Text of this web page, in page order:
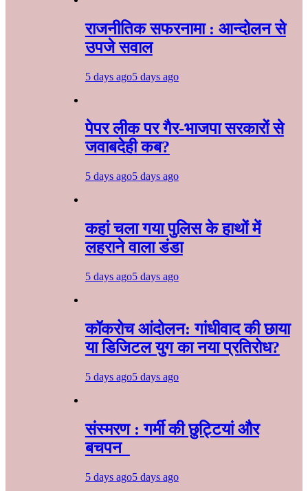
राजनीतिक सफरनामा : आन्दोलन से
उपजे सवाल
5 days ago5 days ago
पेपर लीक पर गैर-भाजपा सरकारों से
जवाबदेही कब?
5 days ago5 days ago
कहां चला गया पुलिस के हाथों में
लहराने वाला डंडा
5 days ago5 days ago
कॉकरोच आंदोलन: गांधीवाद की छाया
या डिजिटल युग का नया प्रतिरोध?
5 days ago5 days ago
संस्मरण : गर्मी की छुट्टियां और
बचपन
5 days ago5 days ago